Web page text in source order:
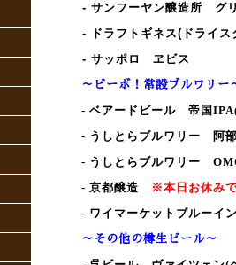
- サンフーヤン醸造所 グ
- ドラフトギネス(ドライス
- サッポロ ヱビス
～ビーボ！常設ブルワリー
- ベアードビール 帝国
- うしとらブルワリー 阿
- うしとらブルワリー
- 京都醸造
※本日お休み
- ワイマーケットブルーイ
～その他の樽生ビール～